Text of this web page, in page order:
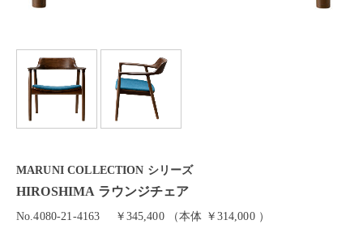
MARUNI COLLECTION シリーズ
HIROSHIMA ラウンジチェア
No.4080-21-4163 ￥345,400 （本体 ￥314,000 ）